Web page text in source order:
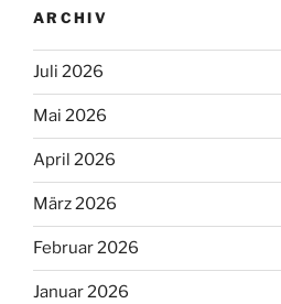
ARCHIV
Juli 2026
Mai 2026
April 2026
März 2026
Februar 2026
Januar 2026